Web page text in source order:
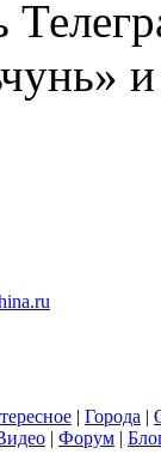
| Города |
| Форум |